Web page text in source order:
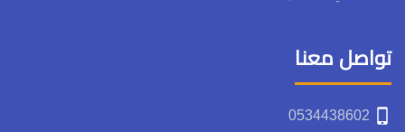
تواصل معنا